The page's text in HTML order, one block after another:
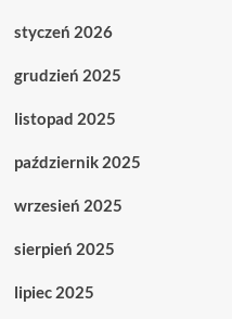
styczeń 2026
grudzień 2025
listopad 2025
październik 2025
wrzesień 2025
sierpień 2025
lipiec 2025